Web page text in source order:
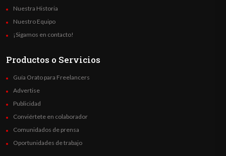
Nuestra Historia
Nuestro Equipo
¡Sigamos en contacto!
Productos o Servicios
Guía Orato para Freelancers
Advertise
Publicidad
Conviértete en colaborador
Comunidados de prensa
Oportunidades de trabajo